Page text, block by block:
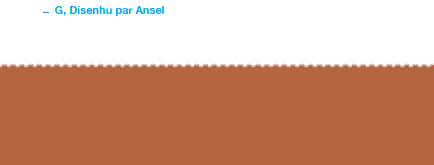
Navigation
← G, Disenhu par Ansel